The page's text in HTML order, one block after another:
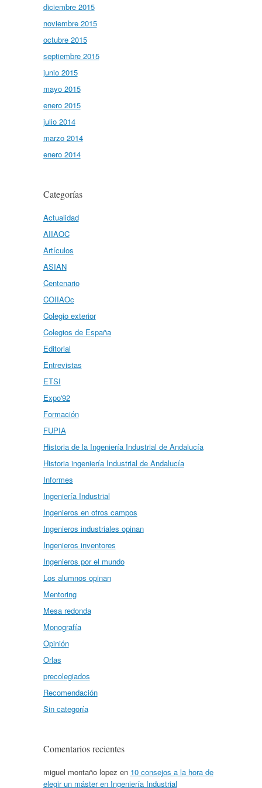
diciembre 2015
noviembre 2015
octubre 2015
septiembre 2015
junio 2015
mayo 2015
enero 2015
julio 2014
marzo 2014
enero 2014
Categorías
Actualidad
AIIAOC
Artículos
ASIAN
Centenario
COIIAOc
Colegio exterior
Colegios de España
Editorial
Entrevistas
ETSI
Expo'92
Formación
FUPIA
Historia de la Ingeniería Industrial de Andalucía
Historia ingeniería Industrial de Andalucía
Informes
Ingeniería Industrial
Ingenieros en otros campos
Ingenieros industriales opinan
Ingenieros inventores
Ingenieros por el mundo
Los alumnos opinan
Mentoring
Mesa redonda
Monografía
Opinión
Orlas
precolegiados
Recomendación
Sin categoría
Comentarios recientes
miguel montaño lopez en 10 consejos a la hora de
elegir un máster en Ingeniería Industrial